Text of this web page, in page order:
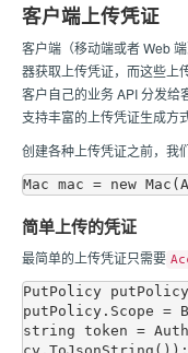
客户端上传凭证
客户端（移动端或者 Web
器获取上传凭证，而这些上
客户自己的业务 API 分发给
支持丰富的上传凭证生成方式
创建各种上传凭证之前，我
简单上传的凭证
最简单的上传凭证只需要
PutPolicy
putPolicy.Scope =
string token =